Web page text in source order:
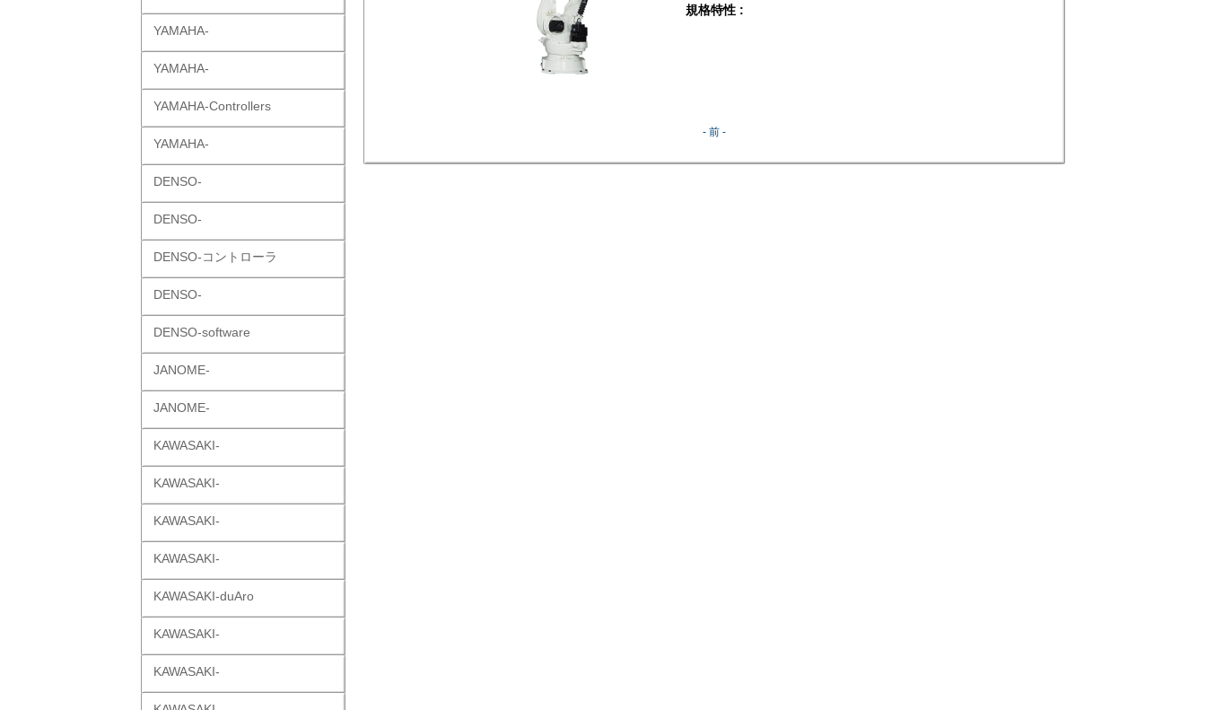
YAMAHA-
YAMAHA-
YAMAHA-Controllers
YAMAHA-
DENSO-
DENSO-
DENSO-コントローラ
DENSO-
DENSO-software
JANOME-
JANOME-
KAWASAKI-
KAWASAKI-
KAWASAKI-
KAWASAKI-
KAWASAKI-duAro
KAWASAKI-
KAWASAKI-
規格特性 :
- 前 -